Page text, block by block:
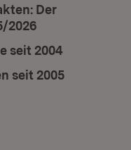
Der
2026
seit 2004
seit 2005